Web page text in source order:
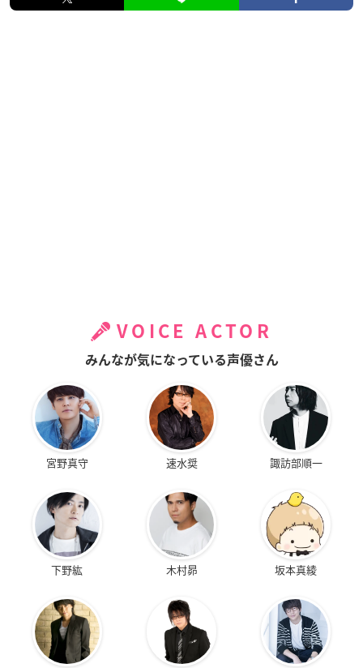
VOICE ACTOR
みんなが気になっている声優さん
宮野真守 速水奨 諏訪部順一
下野紘 木村昴 坂本真綾